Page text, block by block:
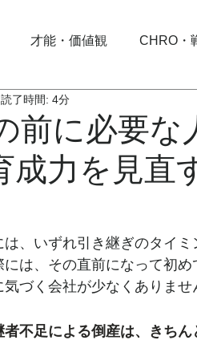
才能・価値観 CHRO・
前に必要
成力を見直
読了時間: 4分
は、いずれ引き継ぎのタイ
には、その直前になって初め
気づく会社が少なくありませ
者不足による倒産は、きち